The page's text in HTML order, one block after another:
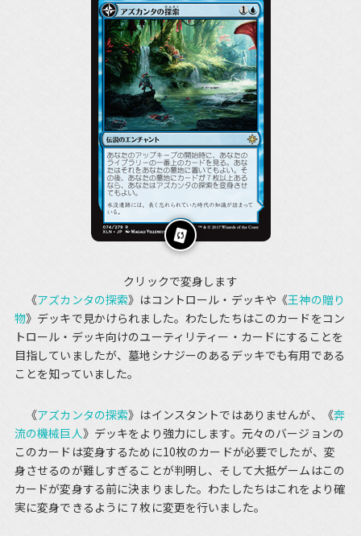
クリックで変身します
《アズカンタの探索》はコントロール・デッキや《王神の贈り
物》デッキで見かけられました。わたしたちはこのカードをコン
トロール・デッキ向けのユーティリティー・カードにすることを
目指していましたが、墓地シナジーのあるデッキでも有用である
ことを知っていました。
《アズカンタの探索》はインスタントではありませんが、《奔
流の機械巨人》デッキをより強力にします。元々のバージョンの
このカードは変身するために10枚のカードが必要でしたが、変
身させるのが難しすぎることが判明し、そして大抵ゲームはこの
カードが変身する前に決まりました。わたしたちはこれをより確
実に変身できるように７枚に変更を行いました。